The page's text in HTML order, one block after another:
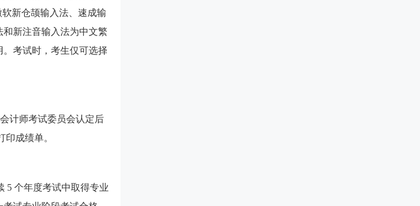
新仓颉输入法、速成输
新注音输入法为中文繁
考试时，考生仅可选择
计师考试委员会认定后
成绩单。
5 个年度考试中取得专业